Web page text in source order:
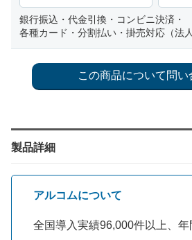
銀行振込・代金引換・コンビニ決済・
各種カード・分割払い・掛売対応（法人
製品詳細
アルコムについて
全国導入実績96,000件以上、